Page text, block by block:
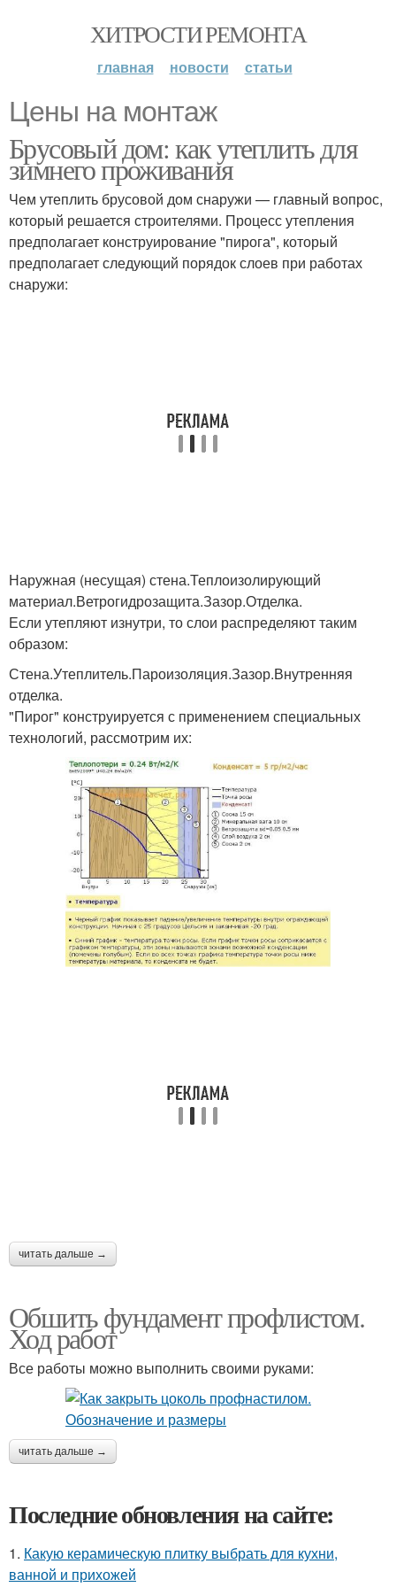
ХИТРОСТИ РЕМОНТА
главная новости статьи
Цены на монтаж
Брусовый дом: как утеплить для
зимнего проживания
Чем утеплить брусовой дом снаружи — главный вопрос,
который решается строителями. Процесс утепления
предполагает конструирование "пирога", который
предполагает следующий порядок слоев при работах
снаружи:
Наружная (несущая) стена.Теплоизолирующий
материал.Ветрогидрозащита.Зазор.Отделка.
Если утепляют изнутри, то слои распределяют таким
образом:
Стена.Утеплитель.Пароизоляция.Зазор.Внутренняя
отделка.
"Пирог" конструируется с применением специальных
технологий, рассмотрим их:
читать дальше →
Обшить фундамент профлистом.
Ход работ
Все работы можно выполнить своими руками:
читать дальше →
Последние обновления на сайте:
1. Какую керамическую плитку выбрать для кухни,
ванной и прихожей